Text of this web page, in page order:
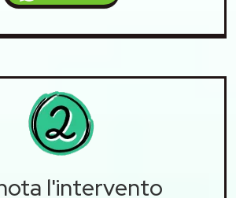
l'intervento